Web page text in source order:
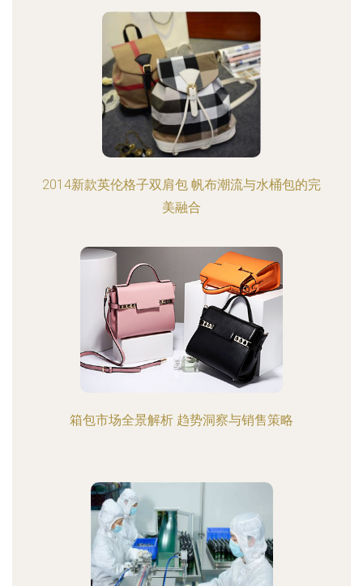
2014新款英伦格子双肩包 帆布潮流与水桶包的完
美融合
箱包市场全景解析 趋势洞察与销售策略